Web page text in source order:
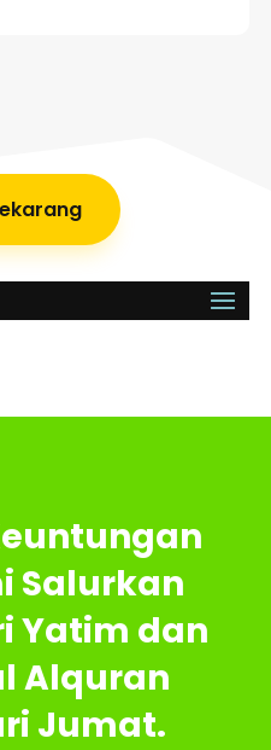
Salurkan
Yatim dan
Alquran
Jumat.